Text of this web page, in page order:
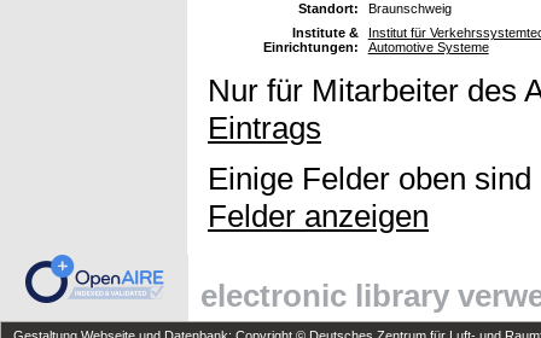
Standort:
Braunschweig
Institute &
Einrichtungen:
Institut für
Automotive Systeme
Nur für Mitarbeiter des
Eintrags
Einige Felder oben
Felder anzeigen
electronic library